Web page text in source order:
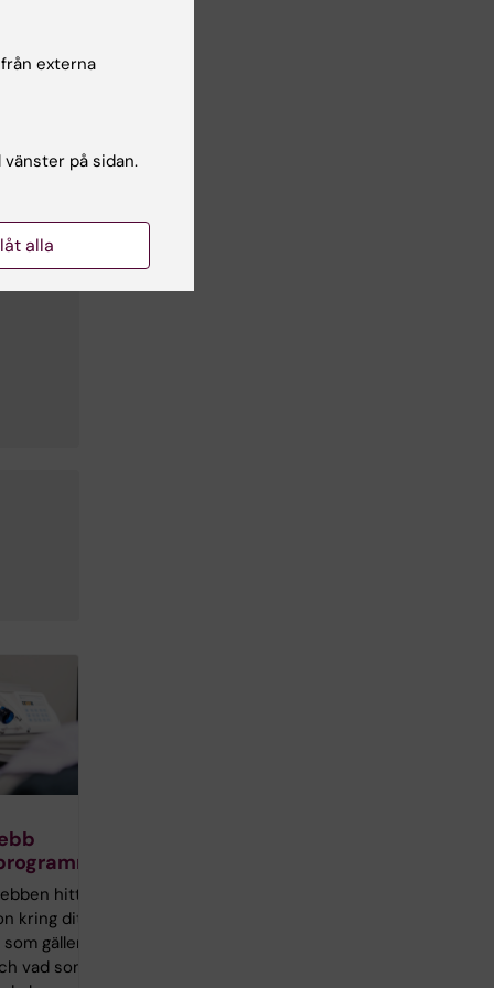
hittar
kring ditt
gäller
vad som
externa
på sidan.
alla